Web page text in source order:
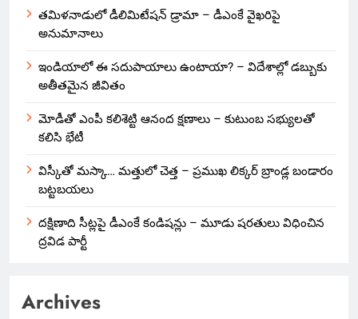
తమిళనాడులో డీలిమిటేషన్ డ్రామా – డీఎంకే వైఖరిపై
అనుమానాలు
ఇండియాలో‌ ఈ సదుపాయాలు ఉంటాయా? – విదేశాల్లో డబ్బుకు
అతీతమైన జీవితం
మోడీతో ఎంపీ కలిశెట్టి ఆనంద క్షణాలు – కుటుంబ సభ్యులతో
కలిసి భేటీ
విస్కీతో మస్కా… మత్తులో చెత్త – ప్రముఖ లిక్కర్ బ్రాండ్ల బండారం
బట్టబయలు
దక్షిణాది సీట్లపై డీఎంకే కండిషన్లు – మూడు షరతులు విధించిన
ద్రవిడ పార్టీ
Archives